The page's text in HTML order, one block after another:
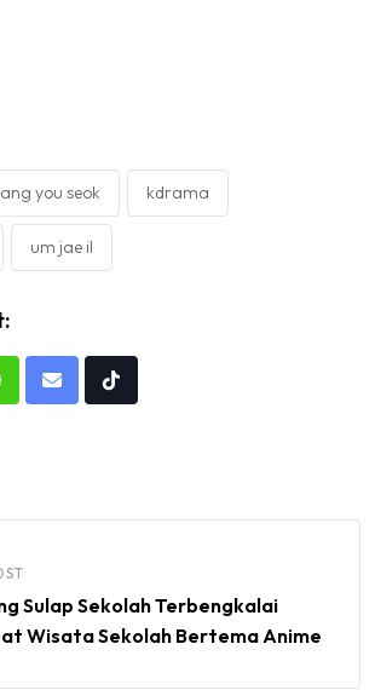
you seok kdrama
um jae il
Share
Tiktok
Sulap Sekolah Terbengkalai
Wisata Sekolah Bertema Anime